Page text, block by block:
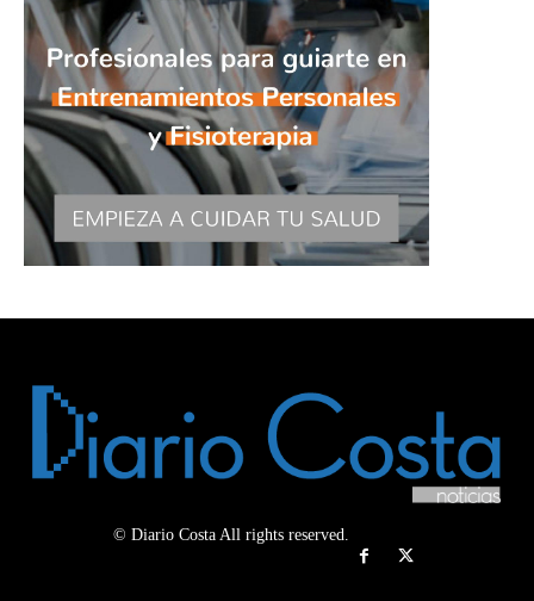
© Diario Costa All rights reserved.